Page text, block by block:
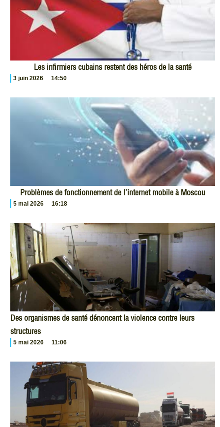
Les infirmiers cubains restent des héros de la santé
3 juin 2026 14:50
Problèmes de fonctionnement de l’internet mobile à Moscou
5 mai 2026 16:18
Des organismes de santé dénoncent la violence contre leurs
structures
5 mai 2026 11:06